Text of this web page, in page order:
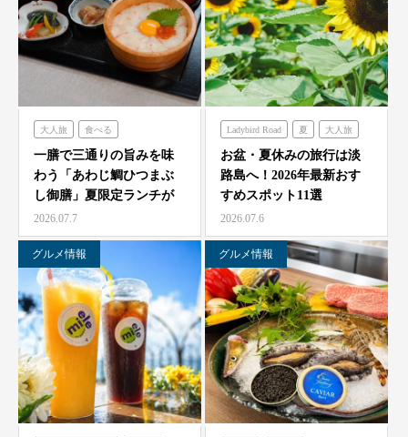
大人旅 食べる
海神人の食卓
一膳で三通りの旨みを味
わう「あわじ鯛ひつまぶ
し御膳」夏限定ランチが
7/1より海神人の食卓 …
2026.07.7
Ladybird Road 夏 大人旅
家族旅 フレンチの森
グランシャリオ
農家レストラン「陽・燦燦」
シェフガーデン
ニジゲンノモリ
お盆・夏休みの旅行は淡
路島へ！2026年最新おす
すめスポット11選
2026.07.6
グルメ情報 グルメ情報